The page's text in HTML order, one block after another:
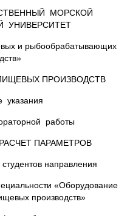
МОРСКОЙ
УНИВЕРСИТЕТ
и рыбообрабатывающих
ПРОИЗВОДСТВ
указания
работы
ПАРАМЕТРОВ
направления
«Оборудование
производств»